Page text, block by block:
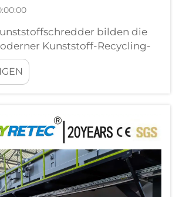
bilden die
Kunststoff-Recycling-
Abfallkunststoffe in
Fragmente für die
Verarbeitung. Diese
Kunststoffprodukte – von …